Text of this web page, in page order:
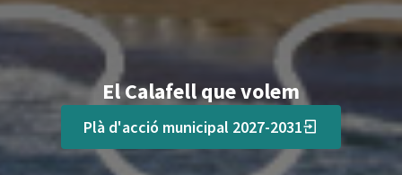
El Calafell que volem
Plà d'acció municipal 2027-2031